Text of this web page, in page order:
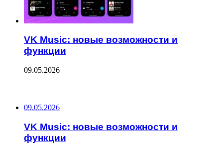
VK Music: новые возможности и
функции
09.05.2026
09.05.2026
VK Music: новые возможности и
функции